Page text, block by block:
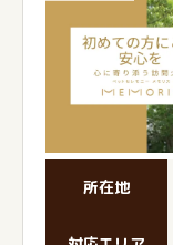
所在地